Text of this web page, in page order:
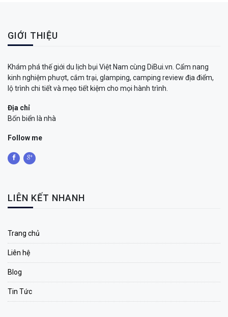
GIỚI THIỆU
Khám phá thế giới du lịch bụi Việt Nam cùng DiBui.vn. Cẩm nang
kinh nghiệm phượt, cắm trại, glamping, camping review địa điểm,
lộ trình chi tiết và mẹo tiết kiệm cho mọi hành trình.
Địa chỉ
Bốn biển là nhà
Follow me
LIÊN KẾT NHANH
Trang chủ
Liên hệ
Blog
Tin Tức